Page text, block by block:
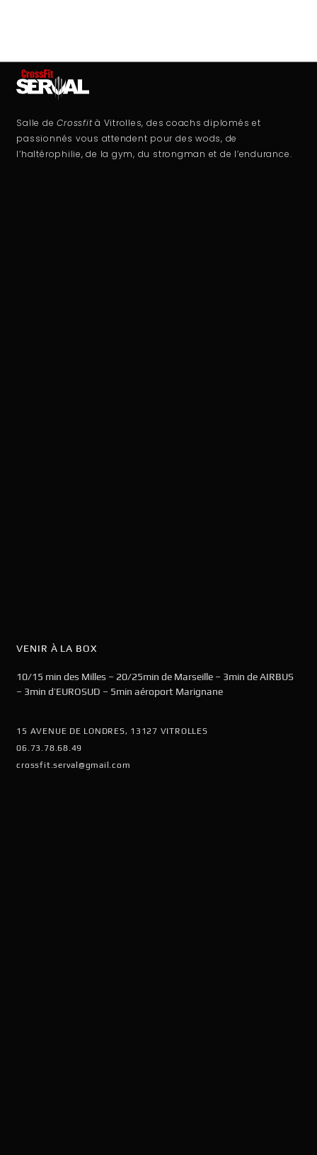
Salle deCrossfità Vitrolles, des coachs diplomés et
passionnés vous attendent pour des wods, de
l’haltérophilie, de la gym, du strongman et de l’endurance.
VENIR À LA BOX
10/15 min des Milles – 20/25min de Marseille – 3min de AIRBUS
– 3min d’EUROSUD – 5min aéroport Marignane
15 AVENUE DE LONDRES, 13127 VITROLLES
06.73.78.68.49
crossfit.serval@gmail.com